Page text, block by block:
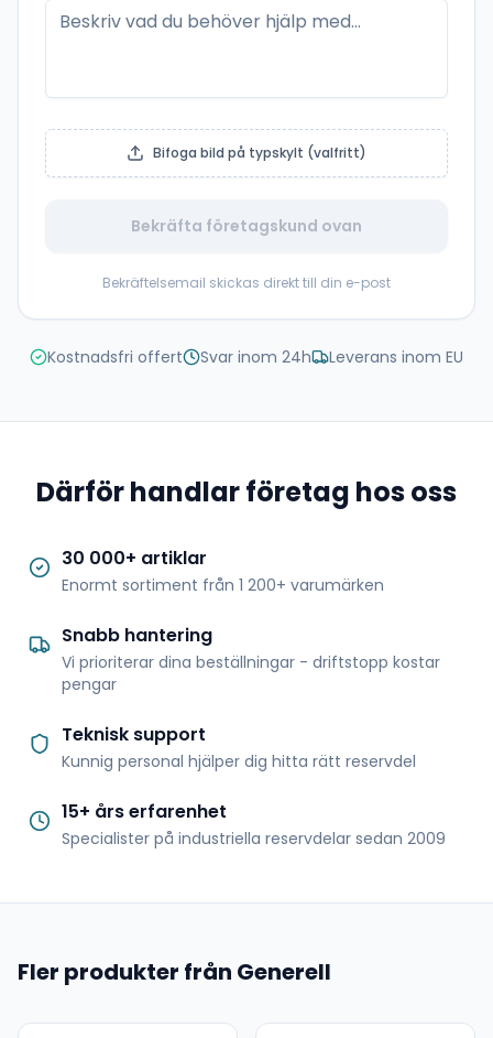
Bifoga bild på typskylt (valfritt)
Bekräfta företagskund ovan
Bekräftelsemail skickas direkt till din e-post
Kostnadsfri offert Svar inom 24h Leverans inom EU
Därför handlar företag hos oss
30 000+ artiklar
Enormt sortiment från 1 200+ varumärken
Snabb hantering
Vi prioriterar dina beställningar - driftstopp kostar
pengar
Teknisk support
Kunnig personal hjälper dig hitta rätt reservdel
15+ års erfarenhet
Specialister på industriella reservdelar sedan 2009
Fler produkter från Generell